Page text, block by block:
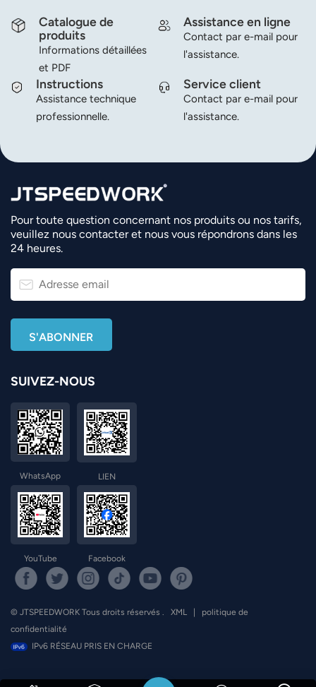
Catalogue de
produits
Informations détaillées
et PDF
Assistance en ligne
Contact par e-mail pour
l'assistance.
Instructions
Assistance technique
professionnelle.
Service client
Contact par e-mail pour
l'assistance.
Pour toute question concernant nos produits ou nos tarifs,
veuillez nous contacter et nous vous répondrons dans les
24 heures.
SUIVEZ-NOUS
WhatsApp LIEN
YouTube Facebook
© JTSPEEDWORK Tous droits réservés . XML
politique de
confidentialité
IPv6 RÉSEAU PRIS EN CHARGE